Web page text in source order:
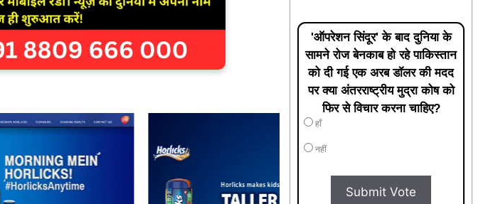
'ऑपरेशन सिंदूर' के बाद दुनिया के
सामने रोज बेनकाब हो रहे पाकिस्तान
को दी गई एक अरब डॉलर की मदद
पर क्या अंतरराष्ट्रीय मुद्रा कोष को
फिर से विचार करना चाहिए?
हाँ
नहीं
Submit Vote